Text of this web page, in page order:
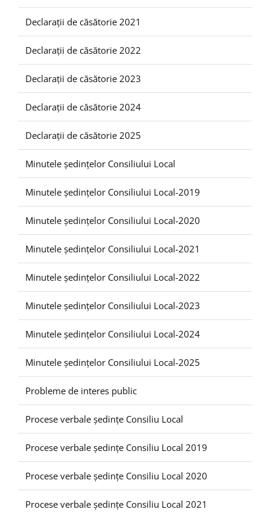
Declarații de căsătorie 2021
Declarații de căsătorie 2022
Declarații de căsătorie 2023
Declarații de căsătorie 2024
Declarații de căsătorie 2025
Minutele ședințelor Consiliului Local
Minutele ședințelor Consiliului Local-2019
Minutele ședințelor Consiliului Local-2020
Minutele ședințelor Consiliului Local-2021
Minutele ședințelor Consiliului Local-2022
Minutele ședințelor Consiliului Local-2023
Minutele ședințelor Consiliului Local-2024
Minutele ședințelor Consiliului Local-2025
Probleme de interes public
Procese verbale ședințe Consiliu Local
Procese verbale ședințe Consiliu Local 2019
Procese verbale ședințe Consiliu Local 2020
Procese verbale ședințe Consiliu Local 2021